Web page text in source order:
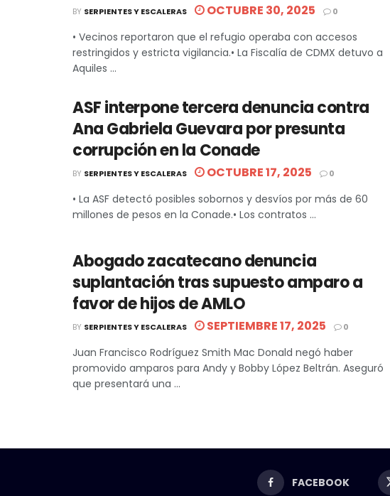
BY SERPIENTES Y ESCALERAS OCTUBRE 30, 2025 0
• Vecinos reportaron que el refugio operaba con accesos
restringidos y estricta vigilancia.• La Fiscalía de CDMX detuvo a
Aquiles ...
ASF interpone tercera denuncia contra
Ana Gabriela Guevara por presunta
corrupción en la Conade
BY SERPIENTES Y ESCALERAS OCTUBRE 17, 2025 0
• La ASF detectó posibles sobornos y desvíos por más de 60
millones de pesos en la Conade.• Los contratos ...
Abogado zacatecano denuncia
suplantación tras supuesto amparo a
favor de hijos de AMLO
BY SERPIENTES Y ESCALERAS SEPTIEMBRE 17, 2025 0
Juan Francisco Rodríguez Smith Mac Donald negó haber
promovido amparos para Andy y Bobby López Beltrán. Aseguró
que presentará una ...
FACEBOOK